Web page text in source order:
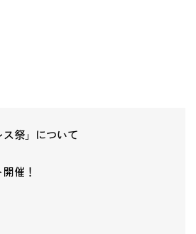
ス祭」について
催！